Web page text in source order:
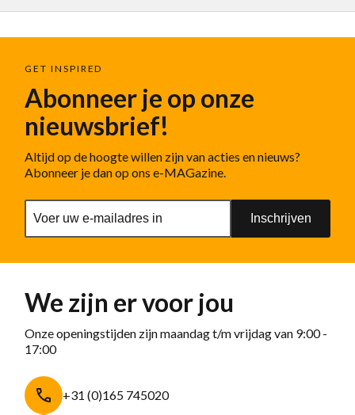
GET INSPIRED
Abonneer je op onze
nieuwsbrief!
Altijd op de hoogte willen zijn van acties en nieuws?
Abonneer je dan op ons e-MAGazine.
Inschrijven
We zijn er voor jou
Onze openingstijden zijn maandag t/m vrijdag van 9:00 -
17:00
+31 (0)165 745020